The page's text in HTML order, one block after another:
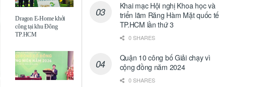
Dragon E-Home khởi
công tại khu Đông
TP.HCM
Khai mạc Hội nghị Khoa học và
triển lãm Răng Hàm Mặt quốc tế
TP.HCM lần thứ 3
0 SHARES
Quận 10 công bố Giải chạy vì
cộng đồng năm 2024
0 SHARES